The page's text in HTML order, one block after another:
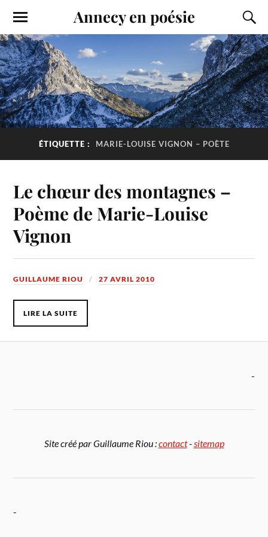
Annecy en poésie
ÉTIQUETTE : MARIE-LOUISE VIGNON – POÈTE
Le chœur des montagnes –
Poème de Marie-Louise
Vignon
GUILLAUME RIOU 27 AVRIL 2010
LIRE LA SUITE
-
Site créé par Guillaume Riou :contact-sitemap
-